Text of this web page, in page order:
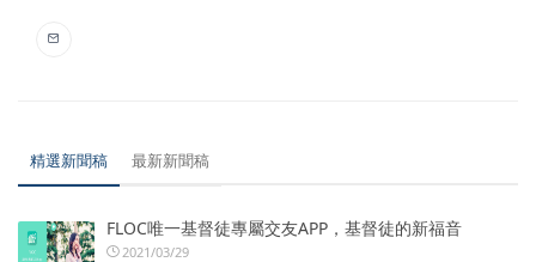
精選新聞稿 最新新聞稿
FLOC唯一基督徒專屬交友APP，基督徒的新福音
2021/03/29